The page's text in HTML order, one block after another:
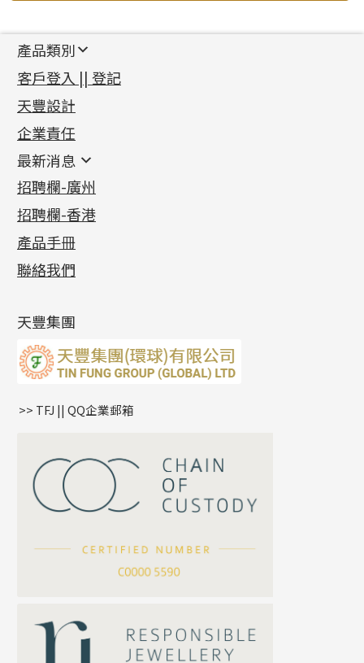
公司名稱
聯絡電話
產品類別
新產品
足金系列
足金配件
機織鏈系列
珠仔鏈
镶口链
管狀網鏈
十字車花鏈系列
十字閃O鏈系列
十字錘打鏈系列
側身車花鏈系列
側身鏈系列
雙十字鏈系列
蛇骨鏈系列
鏈尾系列
嘴唇鏈系列
S車花鏈系列
珍珠鏈系列
坦克鏈系列
滿天星鏈系列
方假繩鏈系列
首飾配件
耳環類配件
卷迫系列
螺絲迫系列
梅花迫系列
平臺迫系列
綫拍系列
美拍系列
耳環扣系列
耳環爪頭
耳環
鏈類配件
動感車花吊墜
調節珠系列
生圈扣系列
龍蝦扣系列
鴨俐制系列
字母吊墜
項鏈吊墜
生肖吊墜
星座吊墜
珠扣
其他類配件
珠盤系列
袖口鈕系列
焊片及鐳射綫
空心車花管
珠類配件
無孔光身珠
空心光身珠
無孔批花珠
鑲口類
四爪頭系列
六爪頭系列
車花片
動感車花片
鑲口戒指
鑲口手鏈系列
首飾系列
手镯系列
戒指系列
空心耳環
空心车花管首饰链
空心手鐲系列
貴金屬原料
千足金
記憶金屬系列
記憶戒指
拉簧珠珠手鏈
記憶鈦手鐲
客戶登入 || 登記
天豐設計
企業責任
最新消息
最新消息
各項證書(2)
相片集(9)
展覽會資訊
最新產品資訊
招聘欄-廣州
招聘欄-香港
產品手冊
聯絡我們
天豐集團
>> TFJ || QQ企業郵箱